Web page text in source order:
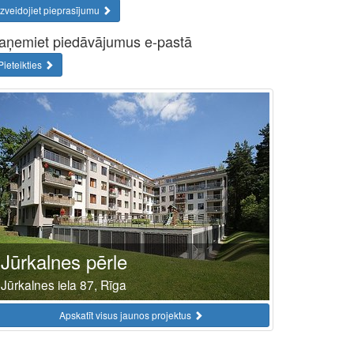
pieprasījumu
piedāvājumus e-pastā
Jūrkalnes pērle
Jūrkalnes iela 87, Rīga
Apskatīt visus jaunos projektus